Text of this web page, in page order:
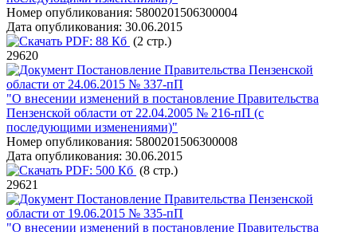
Номер опубликования: 5800201506300004
Дата опубликования: 30.06.2015
PDF: 88 Кб (2 стр.)
29620
Постановление Правительства Пензенской
области от 24.06.2015 № 337-пП
"О внесении изменений в постановление Правительства
Пензенской области от 22.04.2005 № 216-пП (с
последующими изменениями)"
Номер опубликования: 5800201506300008
Дата опубликования: 30.06.2015
PDF: 500 Кб (8 стр.)
29621
Постановление Правительства Пензенской
области от 19.06.2015 № 335-пП
"О внесении изменений в постановление Правительства